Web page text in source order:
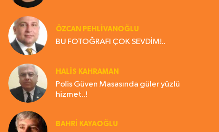
ÖZCAN PEHLİVANOĞLU
BU FOTOĞRAFI ÇOK SEVDİM!..
HALIS KAHRAMAN
Polis Güven Masasında güler yüzlü
hizmet..!
BAHRI KAYAOĞLU